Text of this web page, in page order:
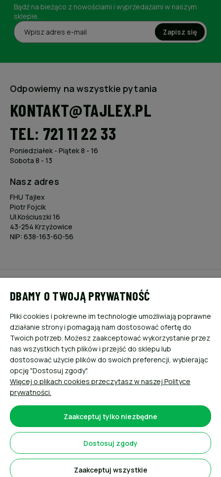
Bądź na bieżąco z nowościami i wyprzedażami w naszym
sklepie.
Zapisz się
Odpowiemy na wszystkie pytania
KONTAKT@TAJLEX.PL
TEL: 721 11 22 33
Poniedziałek - Piątek 8 - 16
Sobota 8 - 13
Nasz adres
FHU Tajlex
Piotr Fojcik
Ul.Kościuszki 16
43-254 Krzyżowice
NIP: 638-163-60-56
PŁATNOŚCI I DOSTAWA
INFORMACJE
O NAS
DBAMY O TWOJĄ PRYWATNOŚĆ
Pliki cookies i pokrewne im technologie umożliwiają poprawne
działanie strony i pomagają nam dostosować ofertę do
Twoich potrzeb. Możesz zaakceptować wykorzystanie przez
nas wszystkich tych plików i przejść do sklepu lub
dostosować użycie plików do swoich preferencji, wybierając
opcję "Dostosuj zgody".
Więcej o plikach cookies przeczytasz w naszej Polityce
prywatności.
Zaakceptuj tylko niezbędne
Dostosuj zgody
Zaakceptuj wszystkie